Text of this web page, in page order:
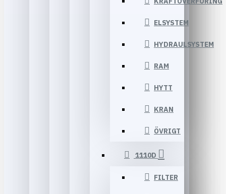
ELSYSTEM
HYDRAULSYSTEM
RAM
HYTT
KRAN
ÖVRIGT
1110D
FILTER